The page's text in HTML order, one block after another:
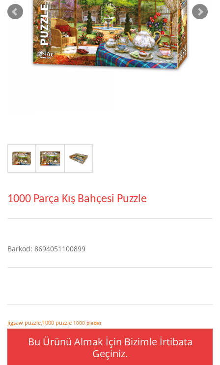
1000 Parça Kış Bahçesi Puzzle
Barkod: 8694051100899
jigsaw puzzle,1000 puzzle 1000 pieces
Bu Ürünü Almak İçin Bizimle İrtibata
Geçiniz.